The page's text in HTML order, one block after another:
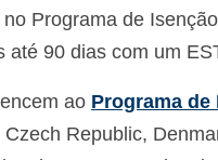
Programa de
90 dias com um
ao Programa de
Republic,